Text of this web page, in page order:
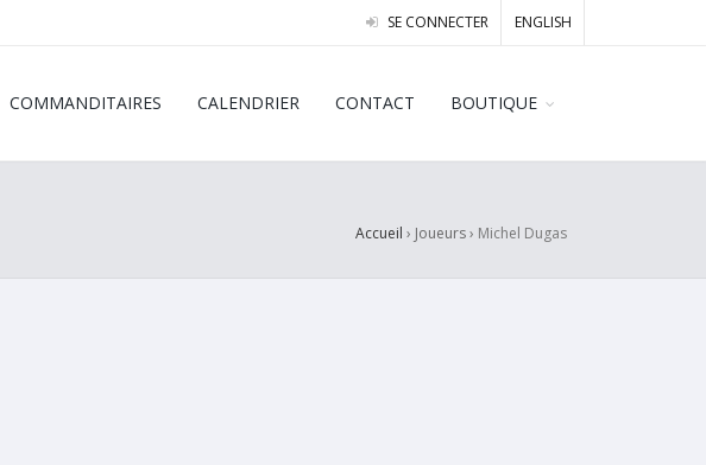
SE CONNECTER ENGLISH
COMMANDITAIRES CALENDRIER CONTACT BOUTIQUE
Accueil › Joueurs › Michel Dugas